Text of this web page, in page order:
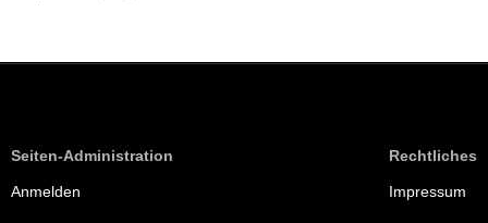
Seiten-Administration
Anmelden
Rechtliches
Impressum